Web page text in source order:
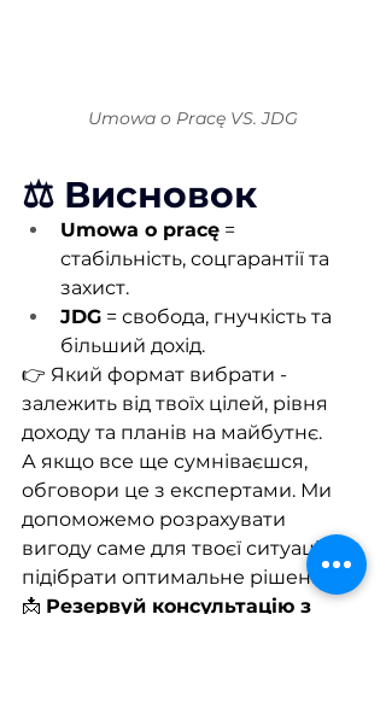
Umowa o Pracę VS. JDG
⚖️ Висновок
Umowa o pracę =
стабільність, соцгарантії та
захист.
JDG = свобода, гнучкість та
більший дохід.
👉 Який формат вибрати -
залежить від твоїх цілей, рівня
доходу та планів на майбутнє.
А якщо все ще сумніваєшся,
обговори це з експертами. Ми
допоможемо розрахувати
вигоду саме для твоєї ситуації та
підібрати оптимальне рішення.
📩 Резервуй консультацію з